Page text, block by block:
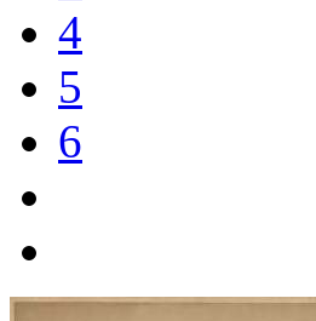
4
5
6